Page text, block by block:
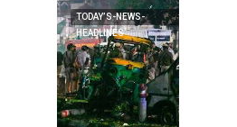
TODAY’S-NEWS-
HEADLINES